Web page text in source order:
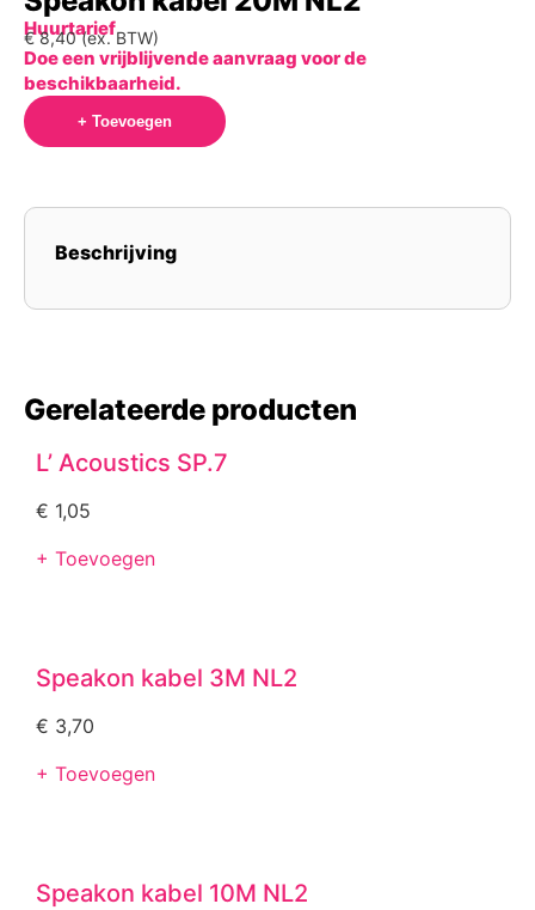
Huurtarief
€8,40(ex. BTW)
Doe een vrijblijvende aanvraag voor de
beschikbaarheid.
+ Toevoegen
Beschrijving
Gerelateerde producten
L’ Acoustics SP.7
€ 1,05
+ Toevoegen
Speakon kabel 3M NL2
€ 3,70
+ Toevoegen
Speakon kabel 10M NL2